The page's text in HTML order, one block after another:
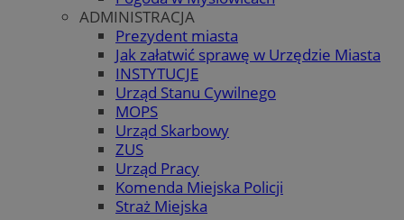
ADMINISTRACJA
Prezydent miasta
Jak załatwić sprawę w Urzędzie Miasta
INSTYTUCJE
Urząd Stanu Cywilnego
MOPS
Urząd Skarbowy
ZUS
Urząd Pracy
Komenda Miejska Policji
Straż Miejska